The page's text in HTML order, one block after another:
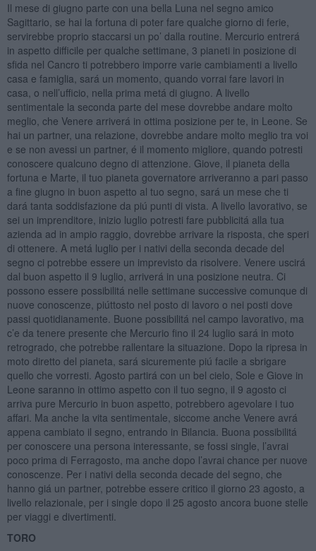
Il mese di giugno parte con una bella Luna nel segno amico
Sagittario, se hai la fortuna di poter fare qualche giorno di ferie,
servirebbe proprio staccarsi un po’ dalla routine. Mercurio entrerá
in aspetto difficile per qualche settimane, 3 pianeti in posizione di
sfida nel Cancro ti potrebbero imporre varie cambiamenti a livello
casa e famiglia, sará un momento, quando vorrai fare lavori in
casa, o nell’ufficio, nella prima metá di giugno. A livello
sentimentale la seconda parte del mese dovrebbe andare molto
meglio, che Venere arriverá in ottima posizione per te, in Leone. Se
hai un partner, una relazione, dovrebbe andare molto meglio tra voi
e se non avessi un partner, é il momento migliore, quando potresti
conoscere qualcuno degno di attenzione. Giove, il pianeta della
fortuna e Marte, il tuo pianeta governatore arriveranno a pari passo
a fine giugno in buon aspetto al tuo segno, sará un mese che ti
dará tanta soddisfazione da piú punti di vista. A livello lavorativo, se
sei un imprenditore, inizio luglio potresti fare pubblicitá alla tua
azienda ad in ampio raggio, dovrebbe arrivare la risposta, che speri
di ottenere. A metá luglio per i nativi della seconda decade del
segno ci potrebbe essere un imprevisto da risolvere. Venere uscirá
dal buon aspetto il 9 luglio, arriverá in una posizione neutra. Ci
possono essere possibilitá nelle settimane successive comunque di
nuove conoscenze, piúttosto nel posto di lavoro o nei posti dove
passi quotidianamente. Buone possibilitá nel campo lavorativo, ma
c’e da tenere presente che Mercurio fino il 24 luglio sará in moto
retrogrado, che potrebbe rallentare la situazione. Dopo la ripresa in
moto diretto del pianeta, sará sicuremente piú facile a sbrigare
quello che vorresti. Agosto partirá con un bel cielo, Sole e Giove in
Leone saranno in ottimo aspetto con il tuo segno, il 9 agosto ci
arriva pure Mercurio in buon aspetto, potrebbero agevolare i tuo
affari. Ma anche la vita sentimentale, siccome anche Venere avrá
appena cambiato il segno, entrando in Bilancia. Buona possibilitá
per conoscere una persona interessante, se fossi single, l’avrai
poco prima di Ferragosto, ma anche dopo l’avrai chance per nuove
conoscenze. Per i nativi della seconda decade del segno, che
hanno giá un partner, potrebbe essere critico il giorno 23 agosto, a
livello relazionale, per i single dopo il 25 agosto ancora buone stelle
per viaggi e divertimenti.
TORO